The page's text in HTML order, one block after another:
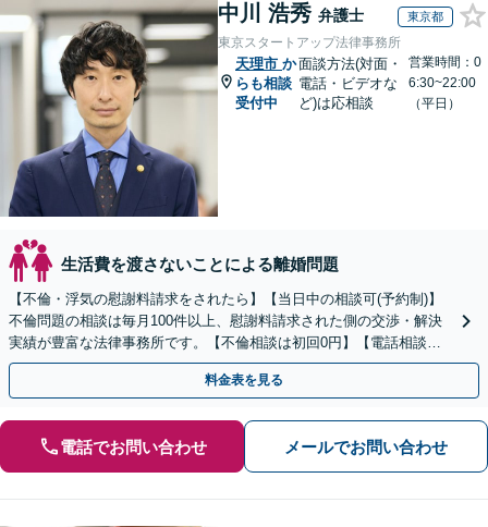
中川 浩秀 弁護士 東京都
東京スタートアップ法律事務所
天理市 か
らも相談
受付中
面談方法(対面・
電話・ビデオな
ど)は応相談
営業時間：0
6:30~22:00
（平日）
生活費を渡さないことによる離婚問題
【不倫・浮気の慰謝料請求をされたら】【当日中の相談可(予約制)】
不倫問題の相談は毎月100件以上、慰謝料請求された側の交渉・解決
実績が豊富な法律事務所です。【不倫相談は初回0円】【電話相談で
ご契約まで対応可/来所不要】
料金表を見る
電話でお問い合わせ メールでお問い合わせ